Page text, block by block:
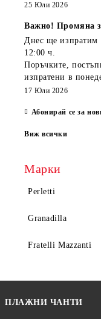
25 Юли 2026
Важно! Промяна
Днес ще изпратим
12:00 ч.
Поръчките,
изпратени в
17 Юли 2026
Абонирай се за
Виж всички
Марки
Perletti
Granadilla
Fratelli Mazzanti
ПЛАЖНИ ЧАНТИ